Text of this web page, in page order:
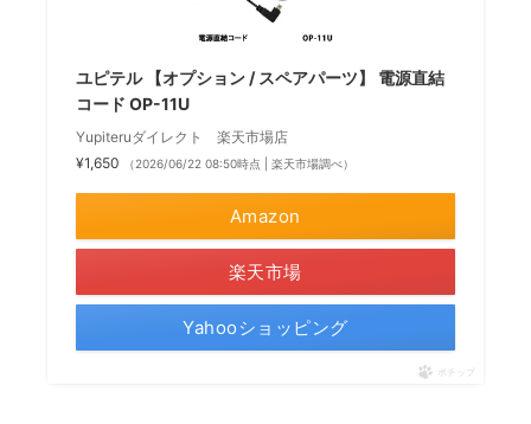
ユピテル 【オプション / スペアパーツ】 電源直結
コード OP-11U
Yupiteruダイレクト 楽天市場店
¥1,650
（2026/06/22 08:50時点 | 楽天市場調べ）
Amazon
楽天市場
Yahooショッピング
ポチップ